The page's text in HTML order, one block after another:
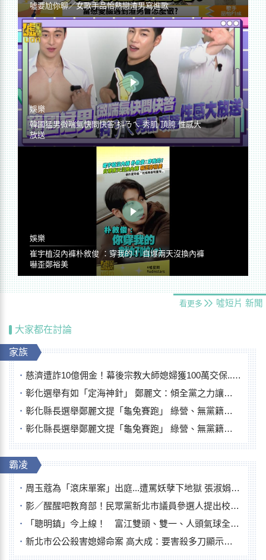
噓要尬你聊／女歌手品怡熱戀渣男寫進歌
娛樂
韓國猛男微喘氣快問快答 抖ㄋㄟ 秀肌 頂胯 性感大
放送
娛樂
崔宇植沒內褲朴敘俊 ：穿我的！ 自爆兩天沒換內褲
嚇歪鄭裕美
看更多 噓短片 新聞
大家都在討論
家族
慈濟遭詐10億佣金！幕後宗教大師媳婦獲100萬交保...快步奔離不發一語
彰化選舉有如「定海神針」 鄭麗文：傾全黨之力讓彰化贏
彰化縣長選舉鄭麗文提「龜兔賽跑」 綠營、無黨籍忙否認是烏龜
彰化縣長選舉鄭麗文提「龜兔賽跑」 綠營、無黨籍忙否認是烏龜
霸凌
周玉蔻為「滾床單案」出庭...遭罵妖孽下地獄 張淑娟批：舌頭殺人有罪
影／醒醒吧教育部！民眾黨新北市議員參選人提出校園反毒防線升級政見
「聰明鎮」今上線！ 富江雙頭、雙一、人頭氣球全登場
新北市公公殺害媳婦命案 高大成：要害殺多刀顯示怨恨深